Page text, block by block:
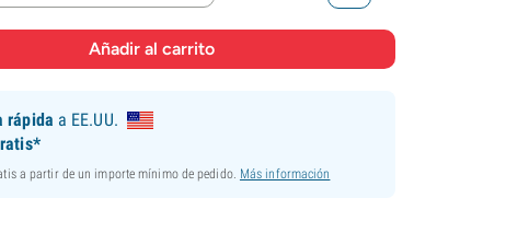
rápida a EE.UU.
a partir de un importe mínimo de pedido. Más información